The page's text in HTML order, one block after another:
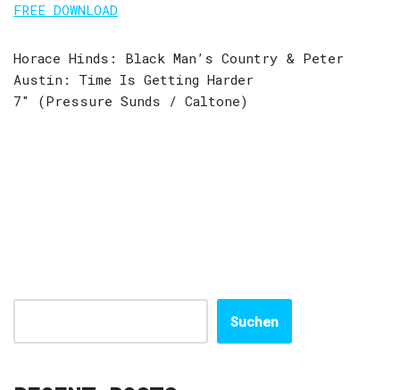
FREE DOWNLOAD
Horace Hinds: Black Man’s Country & Peter
Austin: Time Is Getting Harder
7″ (Pressure Sunds / Caltone)
Suchen